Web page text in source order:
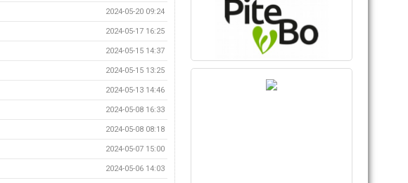
2024-05-20 09:24
2024-05-17 16:25
2024-05-15 14:37
2024-05-15 13:25
2024-05-13 14:46
2024-05-08 16:33
2024-05-08 08:18
2024-05-07 15:00
2024-05-06 14:03